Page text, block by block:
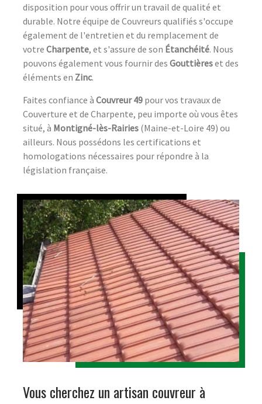
disposition pour vous offrir un travail de qualité et
durable. Notre équipe de Couvreurs qualifiés s'occupe
également de l'entretien et du remplacement de
votre Charpente, et s'assure de son Étanchéité. Nous
pouvons également vous fournir des Gouttièreset des
éléments en Zinc.
Faites confiance à Couvreur 49 pour vos travaux de
Couverture et de Charpente, peu importe où vous êtes
situé, à Montigné-lès-Rairies (Maine-et-Loire 49) ou
ailleurs. Nous possédons les certifications et
homologations nécessaires pour répondre à la
législation française.
Vous cherchez un artisan couvreur à